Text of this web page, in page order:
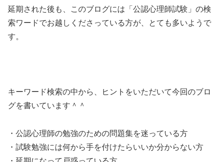
延期された後も、このブログには「公認心理師試験」の検
索ワードでお越しくださっている方が、とても多いようで
す。
キーワード検索の中から、ヒントをいただいて今回のブロ
グを書いています＾＾
・公認心理師の勉強のための問題集を迷っている方
・試験勉強には何から手を付けたらいいか分からない方